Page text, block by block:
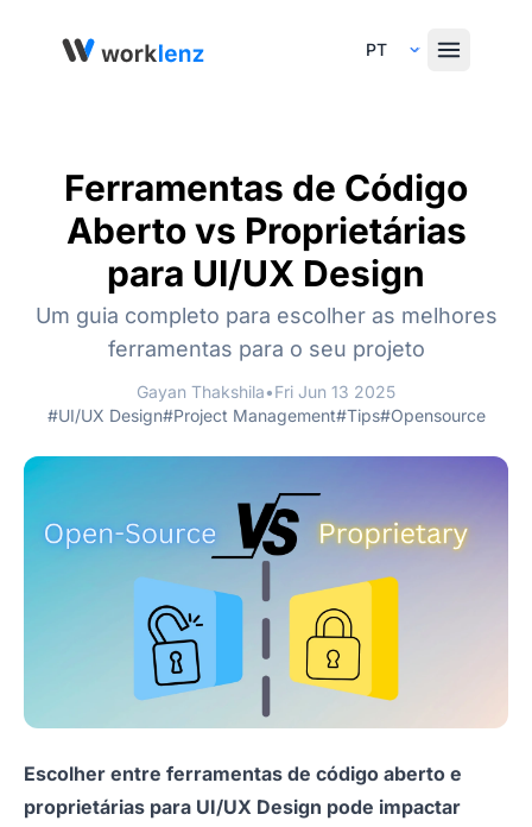
Select Language
Ferramentas de Código
Aberto vs Proprietárias
para UI/UX Design
Um guia completo para escolher as melhores
ferramentas para o seu projeto
Gayan Thakshila•Fri Jun 13 2025
#UI/UX Design#Project Management#Tips#Opensource
Escolher entre ferramentas de código aberto e
proprietárias para UI/UX Design pode impactar